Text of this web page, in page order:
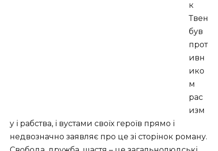
к
Твен
був
прот
ивн
ико
м
рас
изм
у і рабства, і вустами своїх героїв прямо і
недвозначно заявляє про це зі сторінок роману.